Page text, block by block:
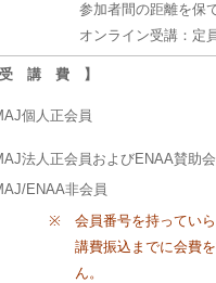
参加者間の距離を保
オンライン受講：定
受 講 費 】
個人正会員
法人正会員およびENAA賛助
ENAA非会員
※
会員番号を持ってい
講費振込までに会費
ん。